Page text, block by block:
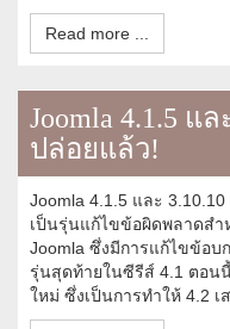
Read more ...
Joomla 4.1.5 แล
ปล่อยแล้ว!
Joomla 4.1.5 และ
เป็นรุ่นแก้ไขข้อผิดพลาดสำ
Joomla ซึ่งมีการแก้ไขข้อบ
รุ่นสุดท้ายในซีรีส์ 4.1 ตอน
ใหม่ ซึ่งเป็นการทำให้ 4.2 เ